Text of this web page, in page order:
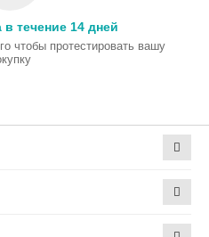
течение 14 дней
чтобы протестировать вашу